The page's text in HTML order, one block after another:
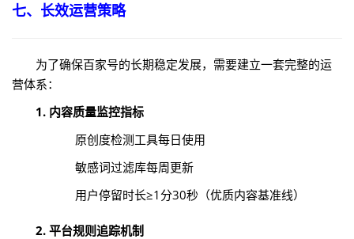
七、长效运营策略
为了确保百家号的长期稳定发展，需要建立一套完整的运
营体系：
1. 内容质量监控指标
原创度检测工具每日使用
敏感词过滤库每周更新
用户停留时长≥1分30秒（优质内容基准线）
2. 平台规则追踪机制